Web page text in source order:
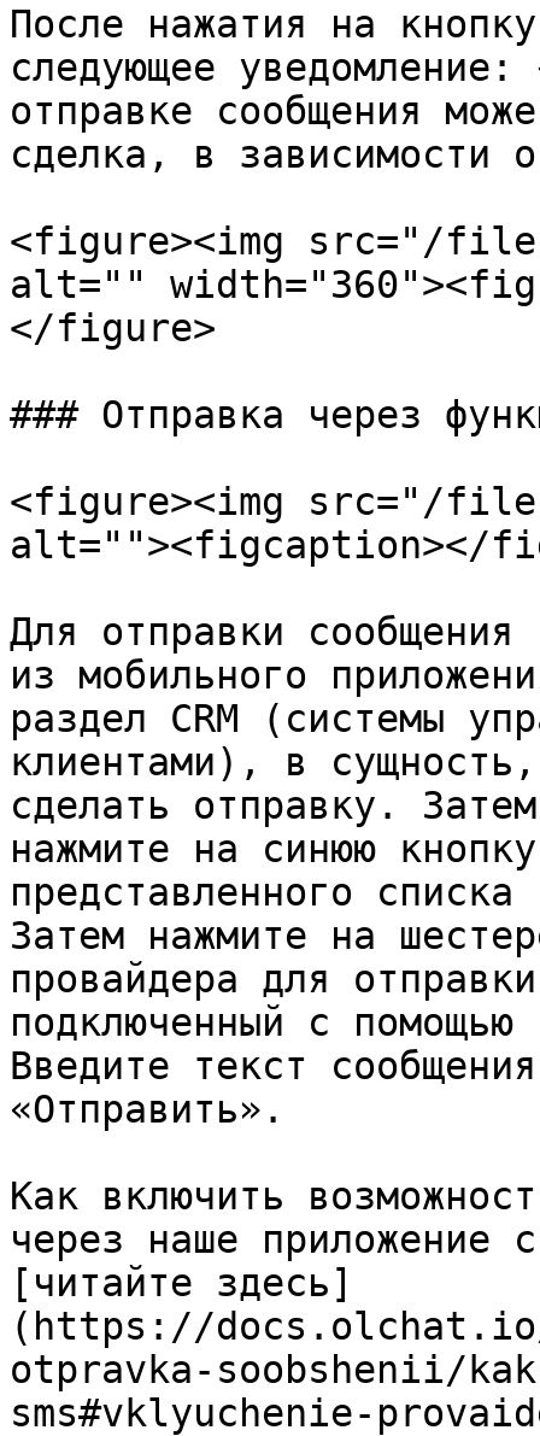
После нажатия на
следующее
отправке сообщения
сделка, в зависимости
<figure><img src="/files/
alt=""
</figure>
### Отправка через
<figure><img src="/files/
alt=""><figcaption></
Для отправки
из мобильного
раздел CRM (системы
клиентами), в
сделать отправку.
нажмите на синюю
представленного
Затем нажмите на
провайдера для
подключенный с
Введите текст
«Отправить».
Как включить
через наше приложение
[читайте здесь]
(https://
otpravka-soobshenii/
sms#vklyuchenie-